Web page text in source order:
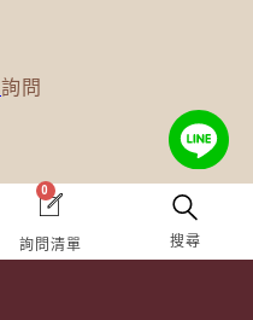
詢問
0
詢問清單 搜尋